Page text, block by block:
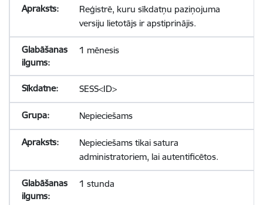
Reģistrē, kuru sīkdatņu paziņojuma
versiju lietotājs ir apstiprinājis.
1 mēnesis
SESS<ID>
Nepieciešams
Nepieciešams tikai satura
administratoriem, lai autentificētos.
1 stunda